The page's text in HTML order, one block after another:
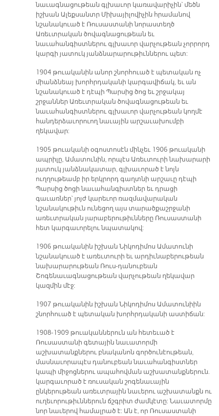
նաւագնացութեան գլխաւոր կառավարիչին՝ մեծն
իշխան Ալեքսանտր Միխայիլովիչին հրամանով
նշանակուած է Ռուսաստանի նորաստեղծ
Առեւտրական ծովագնացութեան եւ
նաւահանգիստներու գլխաւոր վարչութեան չորրորդ
կարգի յատուկ յանձնարարութիւններու պետ:
1904 թուականին անոր շնորհուած է պետական ոչ
միանձնեայ խորհրդականի կարգավիճակ, եւ ան
նշանակուած է դէպի Պարսից ծոց եւ շրջակայ
շրջաններ Առեւտրական ծովագնացութեան եւ
նաւահանգիստներու գլխաւոր վարչութեան կողմէ
հանդերձաւորուող նաւային արշաւախումբի
ղեկավար:
1905 թուականի օգոստոսէն մինչեւ 1906 թուականի
ապրիլը, Ամատունին, որպէս Առեւտուրի նախարարի
յատուկ յանձնակատար, գլխաւորած է նոյն
ուղղութեամբ իր երկրորդ գաղտնի արշաւը դէպի
Պարսից ծոցի նաւահանգիստներ եւ դրացի
գաւառներ՝ յոյժ կարեւոր ռազմավարական
նշանակութիւն ունեցող այս տարածքաշրջանի
առեւտրական յարաբերութիւնները Ռուսաստանի
հետ կարգաւորելու նպատակով:
1906 թուականին իշխան Նիկոդիմոս Ամատունի
նշանակուած է առեւտուրի եւ արդիւնաբերութեան
նախարարութեան Ռուս-դանուբեան
Շոգենաւագնացութեան վարչութեան ղեկավար
կազմին մէջ:
1907 թուականին իշխան Նիկոդիմոս Ամատունիին
շնորհուած է պետական խորհրդականի աստիճան:
1908-1909 թուականներուն ան հետեւած է
Ռուսաստանի գետային նաւատորմի
աշխատանքներու բնականոն գործունէութեան,
մասնաւորապէս դանուբեան նաւահանգիստներ
կապի միջոցներու ապահովման աշխատանքներուն.
կարգաւորած է ռուսական շոգենաւային
ընկերութեան առեւտրային նաւերու աշխատանքն ու
ուղեւորութիւններուն ճշգրիտ ժամկէտը: Նաւատորմը
նոր նաւերով համալրած է: Ան է, որ Ռուսաստանի